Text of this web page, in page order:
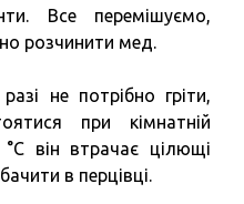
Все перемішуємо,
розчинити мед.
не потрібно гріти,
при кімнатній
він втрачає цілющі
в перцівці.